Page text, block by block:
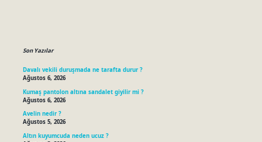
Son Yazılar
Davalı vekili duruşmada ne tarafta durur ?
Ağustos 6, 2026
Kumaş pantolon altına sandalet giyilir mi ?
Ağustos 6, 2026
Avelin nedir ?
Ağustos 5, 2026
Altın kuyumcuda neden ucuz ?